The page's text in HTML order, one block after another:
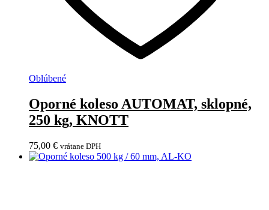
Oblúbené
Oporné koleso AUTOMAT, sklopné,
250 kg, KNOTT
75,00 € vrátane DPH